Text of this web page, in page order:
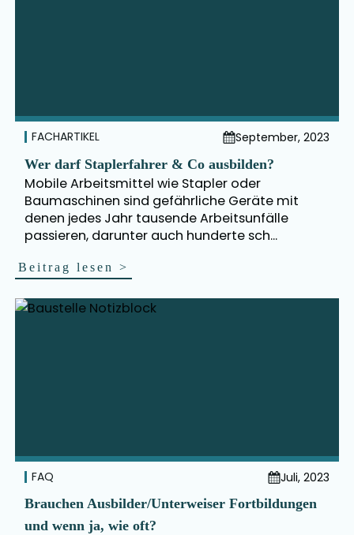
FACHARTIKEL
September, 2023
Wer darf Staplerfahrer & Co ausbilden?
Mobile Arbeitsmittel wie Stapler oder
Baumaschinen sind gefährliche Geräte mit
denen jedes Jahr tausende Arbeitsunfälle
passieren, darunter auch hunderte sch...
Beitrag lesen>
FAQ
Juli, 2023
Brauchen Ausbilder/Unterweiser Fortbildungen
und wenn ja, wie oft?